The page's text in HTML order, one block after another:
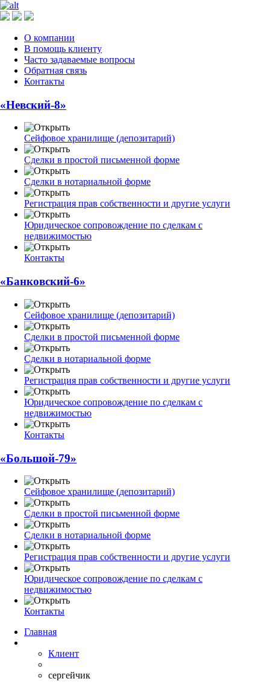
О компании
В помощь клиенту
Часто задаваемые вопросы
Обратная связь
Контакты
«Невский-8»
Сейфовое хранилище (депозитарий)
Сделки в простой письменной форме
Сделки в нотариальной форме
Регистрация прав собственности и другие услуги
Юридическое сопровождение по сделкам с
недвижимостью
Контакты
«Банковский-6»
Сейфовое хранилище (депозитарий)
Сделки в простой письменной форме
Сделки в нотариальной форме
Регистрация прав собственности и другие услуги
Юридическое сопровождение по сделкам с
недвижимостью
Контакты
«Большой-79»
Сейфовое хранилище (депозитарий)
Сделки в простой письменной форме
Сделки в нотариальной форме
Регистрация прав собственности и другие услуги
Юридическое сопровождение по сделкам с
недвижимостью
Контакты
Главная
Клиент
сергейчик